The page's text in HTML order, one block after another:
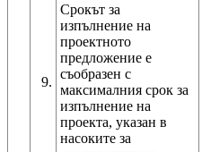
9.
Срокът за
изпълнение на
проектното
предложение е
съобразен с
максималния срок за
изпълнение на
проекта, указан в
насоките за